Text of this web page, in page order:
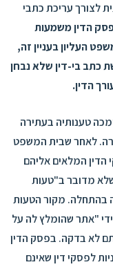
לצורך עריכת כתבי
הדין משמעות
העליון בעניין זה,
כתב בי-דין שלא נבחן
הדין.
טענותיה בעתירה
לאחר שבית המשפט
המלאים אליהם
שלא מדובר ב"טעות
בהתחלה. מקור הטעות
"אתר שהומלץ לה על
לא בדקה. בפסק הדין
לפסקי דין שאינם